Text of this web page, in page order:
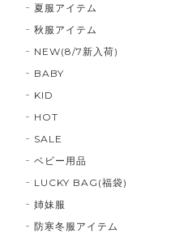
夏服アイテム
秋服アイテム
NEW(8/7新入荷)
BABY
KID
HOT
SALE
ベビー用品
LUCKY BAG(福袋)
姉妹服
防寒冬服アイテム